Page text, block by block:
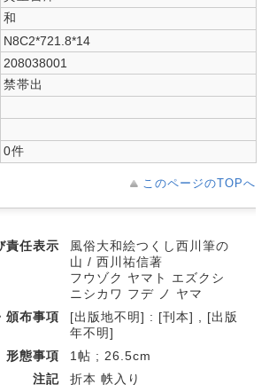
和
N8C2*721.8*14
208038001
禁帯出
0件
このページのTOPへ
責任表示
風俗大和絵つくし西川筆の
山 / 西川祐信著
フウゾク ヤマト エズクシ
ニシカワ フデ ノ ヤマ
頒布事項
[出版地不明] : [刊本] , [出版
年不明]
形態事項
1帖 ; 26.5cm
注記
折本 帙入り